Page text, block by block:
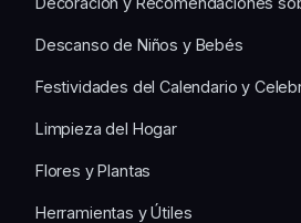
Descanso de Niños y Bebés
Festividades del Calendario y
Limpieza del Hogar
Flores y Plantas
Herramientas y Útiles